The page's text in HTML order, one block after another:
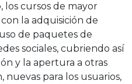
los cursos de mayor
la adquisición de
de paquetes de
sociales, cubriendo así
y la apertura a otras
nuevas para los usuarios,